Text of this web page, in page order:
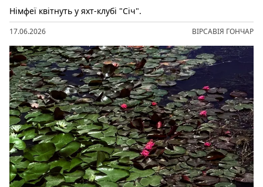
Німфеї квітнуть у яхт-клубі "Січ".
17.06.2026 ВІРСАВІЯ ГОНЧАР